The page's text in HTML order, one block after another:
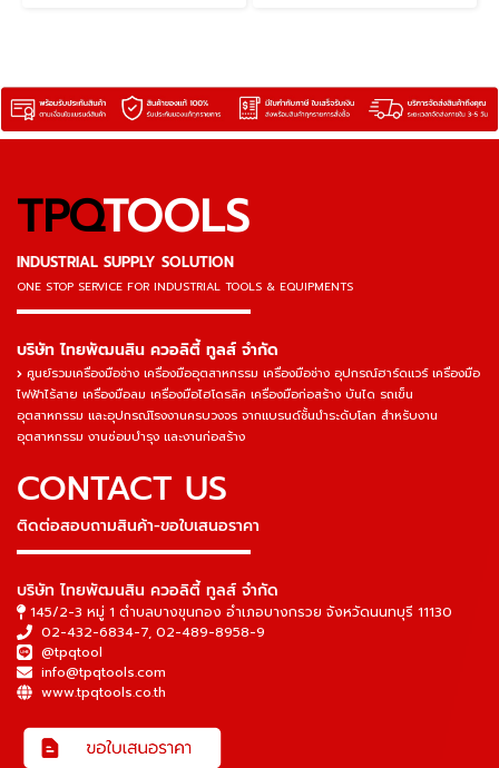
TPQTOOLS
INDUSTRIAL SUPPLY SOLUTION
ONE STOP SERVICE FOR INDUSTRIAL TOOLS & EQUIPMENTS
▬▬▬▬▬▬▬▬▬▬▬▬▬▬▬
บริษัท ไทยพัฒนสิน ควอลิตี้ ทูลส์ จำกัด
ศูนย์รวมเครื่องมือช่าง เครื่องมืออุตสาหกรรม เครื่องมือช่าง อุปกรณ์ฮาร์ดแวร์ เครื่องมือ
ไฟฟ้าไร้สาย เครื่องมือลม เครื่องมือไฮโดรลิค เครื่องมือก่อสร้าง บันได รถเข็น
อุตสาหกรรม และอุปกรณ์โรงงานครบวงจร จากแบรนด์ชั้นนำระดับโลก สำหรับงาน
อุตสาหกรรม งานซ่อมบำรุง และงานก่อสร้าง
CONTACT US
ติดต่อสอบถามสินค้า-ขอใบเสนอราคา
▬▬▬▬▬▬▬▬▬▬▬▬▬▬▬
บริษัท ไทยพัฒนสิน ควอลิตี้ ทูลส์ จำกัด
145/2-3 หมู่ 1 ตำบลบางขุนกอง อำเภอบางกรวย จังหวัดนนทบุรี 11130
02-432-6834-7, 02-489-8958-9
@tpqtool
info@tpqtools.com
www.tpqtools.co.th